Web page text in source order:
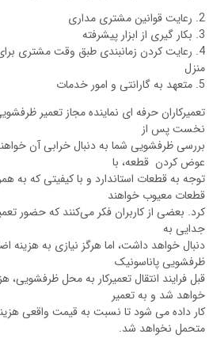
2. رعایت قوانین مشتری مداری
3. بکار گیری از ابزار پیشرفته
4. رعایت کردن زمانبندی طبق وقت مشتری
منزل
5. متعهد به گارانتی و امور خدمات
تعمیرکاران حرفه ای نماینده مجاز تعمیر
نخست پس از
بررسی ظرفشویی شما به دنبال خرابی آن
عوض کردن قطعه، با
توجه به قطعات استاندارد و با کیفیتی که به
قطعات معیوب خواهند
کرد. بعضی از کاربران فکر می‌کنند که حضور
جدایی به
دنبال خواهد داشت، اما هرگز نیازی به هزینه
ظرفشویی پاناسونیک
قبل فرایند انتقال تعمیرکار به محل ظرفشویی،
خواهد شد و به تعمیر
کار داده می شود تا نسبت به قیمت واقعی
متحمل نخواهد شد.